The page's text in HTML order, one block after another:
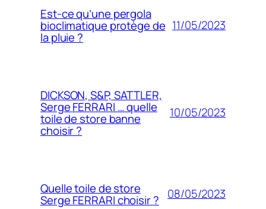
Est-ce qu’une pergola
bioclimatique protège de
la pluie ?
11/05/2023
DICKSON, S&P, SATTLER,
Serge FERRARI … quelle
toile de store banne
choisir ?
10/05/2023
Quelle toile de store
Serge FERRARI choisir ? 08/05/2023